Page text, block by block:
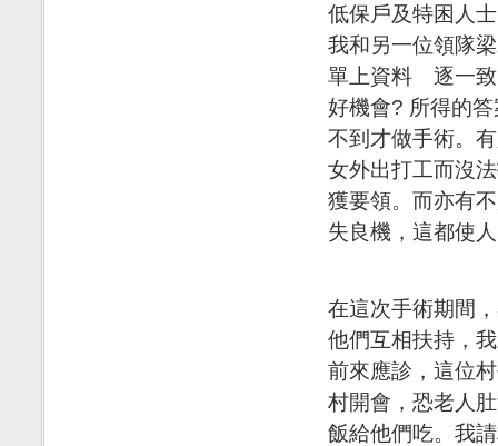
低保戶及特困人
我和另一位領隊
單上資料 逐一致
好機會? 所得的
不到才做手術。
女外出打工而沒
獲要領。而亦有
失良機，這都使
在這次手術期間
他們互相扶持，
前來應診，這位
村開會，恐老人
飯給他們吃。我